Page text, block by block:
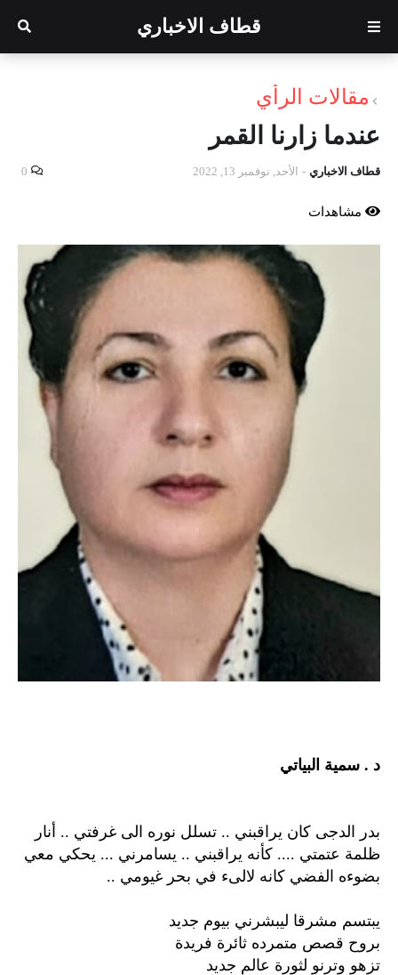
قطاف الاخباري
مقالات الرأي
عندما زارنا القمر
قطاف الاخباري - الأحد, نوفمبر 13, 2022 0
مشاهدات
د . سمية البياتي
بدر الدجى كان يراقبني .. تسلل نوره الى غرفتي .. أنار
ظلمة عتمتي .... كأنه يراقبني .. يسامرني ... يحكي معي
بضوءه الفضي كانه لالىء في بحر غيومي ..
يبتسم مشرقا ليبشرني بيوم جديد
بروح قصص متمرده ثائرة فريدة
تزهو وترنو لثورة عالم جديد